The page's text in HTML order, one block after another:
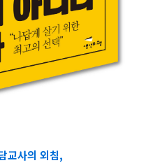
교사의 외침,